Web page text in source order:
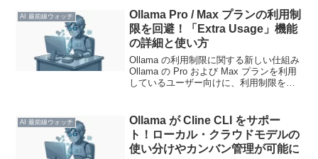
Kimi K2.6...
AI 最前線ウォッチ
Ollama Pro / Max プランの利用制
限を回避！「Extra Usage」機能
の詳細と使い方
Ollama の利用制限に関する新しい仕組み
Ollama の Pro および Max プランを利用
しているユーザー向けに、利用制限を超
ョン制限や週ごとの使...
AI 最前線ウォッチ
Ollama が Cline CLI をサポー
ト！ローカル・クラウドモデルの
使い分けやカンバン管理が可能に